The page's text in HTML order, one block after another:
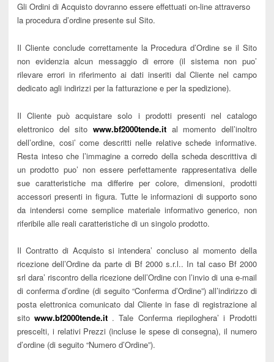
Gli Ordini di Acquisto dovranno essere effettuati on-line attraverso
la procedura d’ordine presente sul Sito.
Il Cliente conclude correttamente la Procedura d’Ordine se il Sito
non evidenzia alcun messaggio di errore (il sistema non puo’
rilevare errori in riferimento ai dati inseriti dal Cliente nel campo
dedicato agli indirizzi per la fatturazione e per la spedizione).
Il Cliente può acquistare solo i prodotti presenti nel catalogo
elettronico del sito www.bf2000tende.it al momento dell’inoltro
dell’ordine, cosi’ come descritti nelle relative schede informative.
Resta inteso che l’immagine a corredo della scheda descrittiva di
un prodotto puo’ non essere perfettamente rappresentativa delle
sue caratteristiche ma differire per colore, dimensioni, prodotti
accessori presenti in figura. Tutte le informazioni di supporto sono
da intendersi come semplice materiale informativo generico, non
riferibile alle reali caratteristiche di un singolo prodotto.
Il Contratto di Acquisto si intendera’ concluso al momento della
ricezione dell’Ordine da parte di Bf 2000 s.r.l.. In tal caso Bf 2000
srl dara’ riscontro della ricezione dell’Ordine con l’invio di una e-mail
di conferma d’ordine (di seguito “Conferma d’Ordine”) all’indirizzo di
posta elettronica comunicato dal Cliente in fase di registrazione al
sitowww.bf2000tende.it . Tale Conferma riepiloghera’ i Prodotti
prescelti, i relativi Prezzi (incluse le spese di consegna), il numero
d’ordine (di seguito “Numero d’Ordine”).